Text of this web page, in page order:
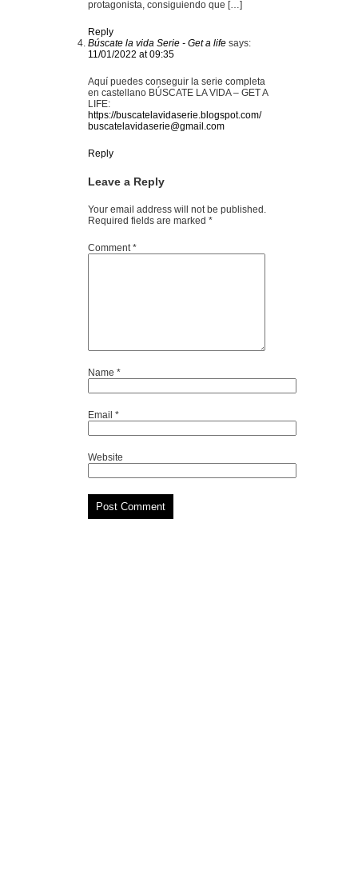
protagonista, consiguiendo que […]
Reply
Búscate la vida Serie - Get a life says:
11/01/2022 at 09:35
Aquí puedes conseguir la serie completa
en castellano BÚSCATE LA VIDA – GET A
LIFE:
https://buscatelavidaserie.blogspot.com/
buscatelavidaserie@gmail.com
Reply
Leave a Reply
Your email address will not be published.
Required fields are marked *
Comment*
Name *
Email *
Website